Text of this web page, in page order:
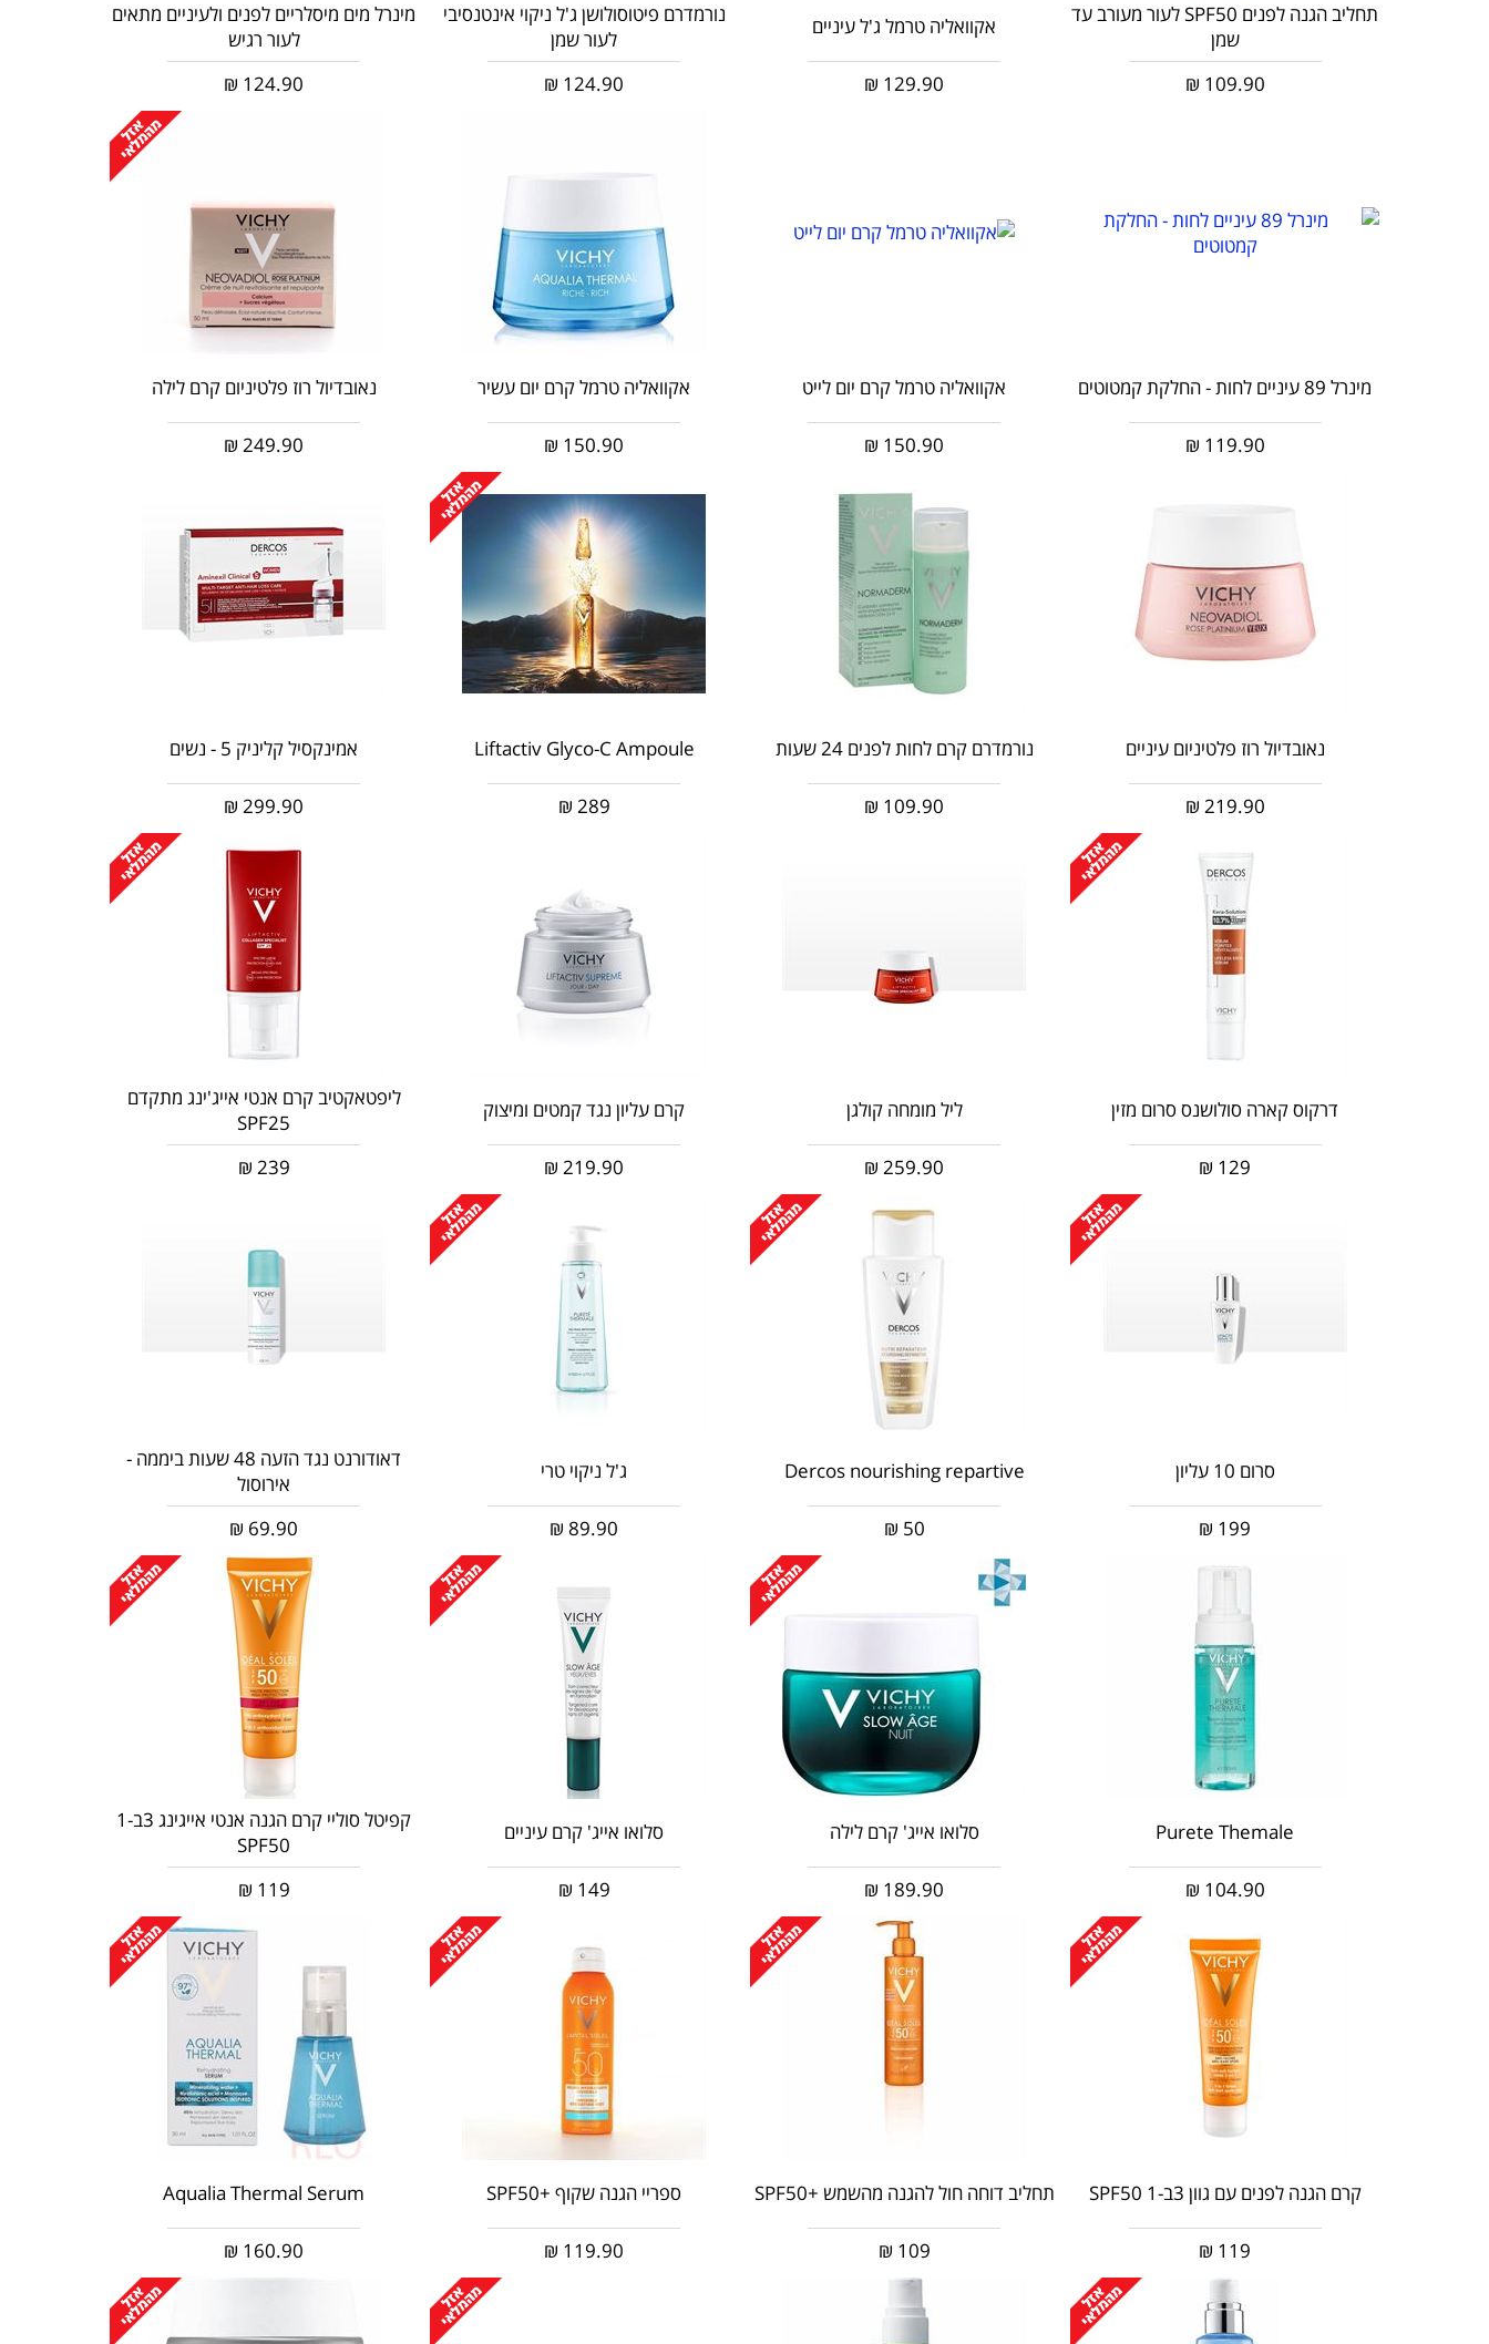
תחליב הגנה לפנים SPF50 לעור מעורב עד
שמן
109.90
₪
אקוואליה טרמל ג'ל עיניים
129.90
₪
נורמדרם פיטוסולושן ג'ל ניקוי אינטנסיבי
לעור שמן
124.90
₪
מינרל מים מיסלריים לפנים ולעיניים מתאים
לעור רגיש
124.90
₪
מינרל 89 עיניים לחות - החלקת קמטוטים
119.90
₪
אקוואליה טרמל קרם יום לייט
150.90
₪
אקוואליה טרמל קרם יום עשיר
150.90
₪
נאובדיול רוז פלטיניום קרם לילה
249.90
₪
נאובדיול רוז פלטיניום עיניים
219.90
₪
נורמדרם קרם לחות לפנים 24 שעות
109.90
₪
Liftactiv Glyco-C Ampoule
289
₪
אמינקסיל קליניק 5 - נשים
299.90
₪
דרקוס קארה סולושנס סרום מזין
129
₪
ליל מומחה קולגן
259.90
₪
קרם עליון נגד קמטים ומיצוק
219.90
₪
ליפטאקטיב קרם אנטי אייג'ינג מתקדם
SPF25
239
₪
סרום 10 עליון
199
₪
Dercos nourishing repartive
50
₪
ג'ל ניקוי טרי
89.90
₪
דאודורנט נגד הזעה 48 שעות ביממה -
אירוסול
69.90
₪
Purete Themale
104.90
₪
סלואו אייג' קרם לילה
189.90
₪
סלואו אייג' קרם עיניים
149
₪
קפיטל סוליי קרם הגנה אנטי אייגינג 3ב-1
SPF50
119
₪
קרם הגנה לפנים עם גוון 3ב-1 SPF50
119
₪
תחליב דוחה חול להגנה מהשמש +SPF50
109
₪
ספריי הגנה שקוף +SPF50
119.90
₪
Aqualia Thermal Serum
160.90
₪